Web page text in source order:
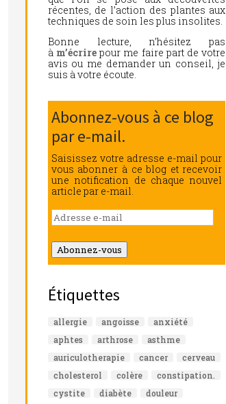
récentes, de l’action des plantes aux
techniques de soin les plus insolites.
Bonne lecture, n’hésitez pas
à m’écrire pour me faire part de votre
avis ou me demander un conseil, je
suis à votre écoute.
Abonnez-vous à ce blog
par e-mail.
Saisissez votre adresse e-mail pour
vous abonner à ce blog et recevoir
une notification de chaque nouvel
article par e-mail.
Adresse
e-
mail
Abonnez-vous
Étiquettes
allergie angoisse
anxiété
aphtes
arthrose
asthme
auriculotherapie
cancer
cerveau
cholesterol
colère
constipation.
cystite
diabète
douleur